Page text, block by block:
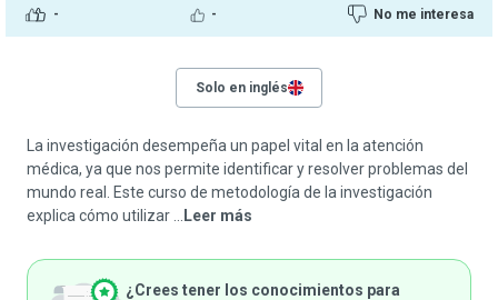
- - No me interesa
Solo en inglés
La investigación desempeña un papel vital en la atención
médica, ya que nos permite identificar y resolver problemas del
mundo real. Este curso de metodología de la investigación
explica cómo utilizar ...
Leer más
¿Crees tener los conocimientos para